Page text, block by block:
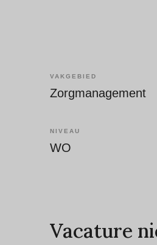
VAKGEBIED
Zorgmanagement
NIVEAU
WO
Vacature